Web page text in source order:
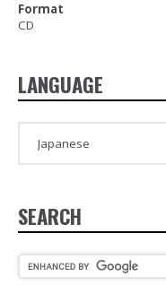
Format
CD
LANGUAGE
SEARCH